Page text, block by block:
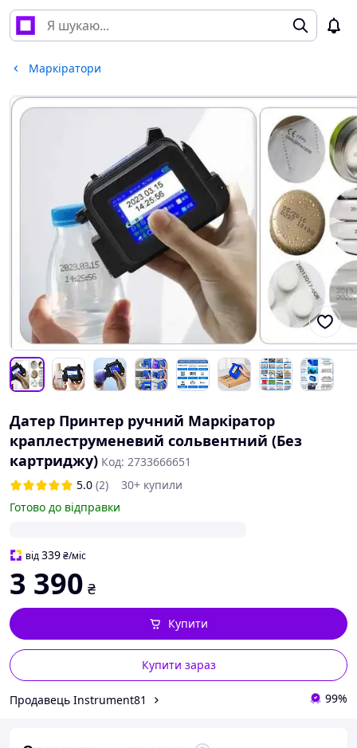
Маркіратори
Датер Принтер ручний Маркіратор
краплеструменевий сольвентний (Без
картриджу) Код: 2733666651
5.0 (2)
30+ купили
Готово до відправки
від339₴/міс
3 390 ₴
Купити зараз
Купити
Продавець Instrument81 99%